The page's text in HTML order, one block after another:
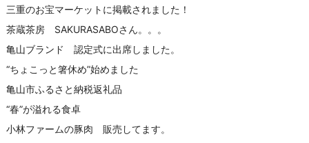
三重のお宝マーケットに掲載されました！
茶蔵茶房 SAKURASABOさん。。。
亀山ブランド 認定式に出席しました。
“ちょこっと箸休め”始めました
亀山市ふるさと納税返礼品
“春”が溢れる食卓
小林ファームの豚肉 販売してます。